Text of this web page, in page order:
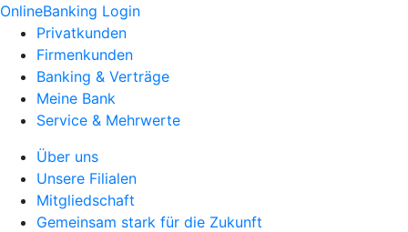
OnlineBanking Login
Privatkunden
Firmenkunden
Banking & Verträge
Meine Bank
Service & Mehrwerte
Über uns
Unsere Filialen
Mitgliedschaft
Gemeinsam stark für die Zukunft